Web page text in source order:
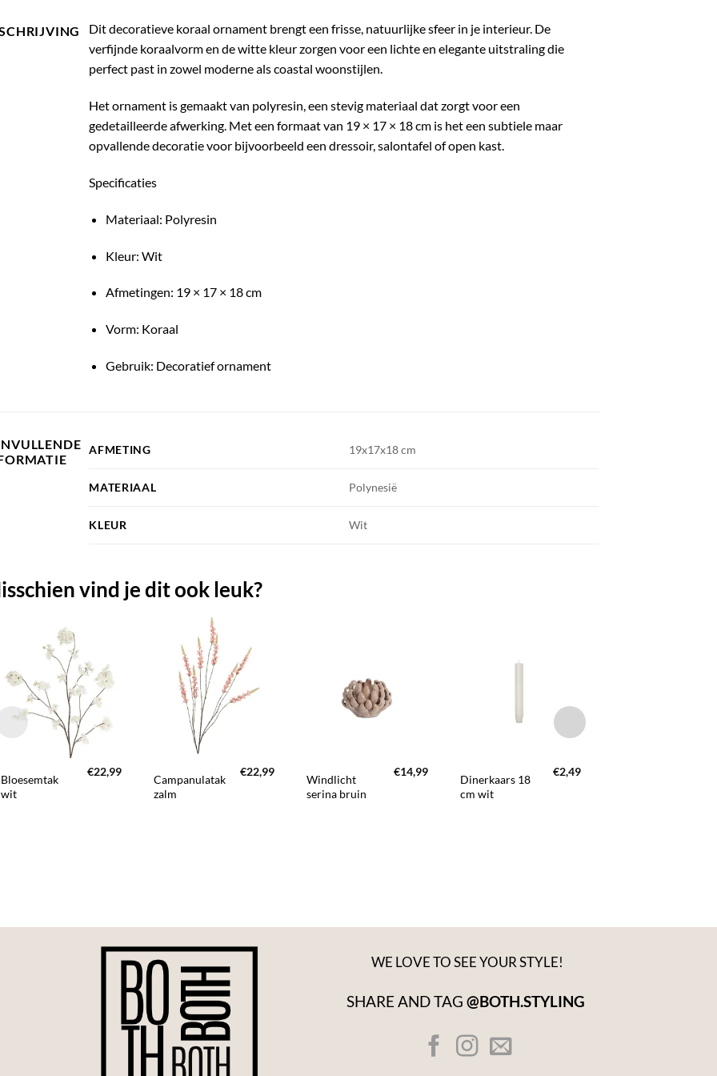
Dit decoratieve koraal ornament brengt een frisse, natuurlijke sfeer in je interieur. De
verfijnde koraalvorm en de witte kleur zorgen voor een lichte en elegante uitstraling die
perfect past in zowel moderne als coastal woonstijlen.
Het ornament is gemaakt van polyresin, een stevig materiaal dat zorgt voor een
gedetailleerde afwerking. Met een formaat van 19 × 17 × 18 cm is het een subtiele maar
opvallende decoratie voor bijvoorbeeld een dressoir, salontafel of open kast.
Specificaties
Materiaal: Polyresin
Kleur: Wit
Afmetingen: 19 × 17 × 18 cm
Vorm: Koraal
Gebruik: Decoratief ornament
AFMETING 19x17x18 cm
MATERIAAL Polynesië
KLEUR Wit
vind je dit ook leuk?
TOEVOEGEN
AAN JOUW
FAVORIETEN
Bloesemtak
wit
€22,99
TOEVOEGEN
AAN JOUW
FAVORIETEN
Campanulatak
zalm
€22,99
TOEVOEGEN
AAN JOUW
FAVORIETEN
Windlicht
serina bruin
€14,99
FAVORIETEN
Dinerkaars 18
cm wit
€2,49
WE LOVE TO SEE YOUR STYLE!
SHARE AND TAG @BOTH.STYLING